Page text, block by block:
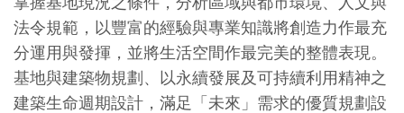
法令規範，以豐富的經驗與專業知識將創造力作最充
分運用與發揮，並將生活空間作最完美的整體表現。
基地與建築物規劃、以永續發展及可持續利用精神之
建築生命週期設計，滿足「未來」需求的優質規劃設